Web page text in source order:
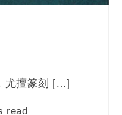
尤擅篆刻 […]
read